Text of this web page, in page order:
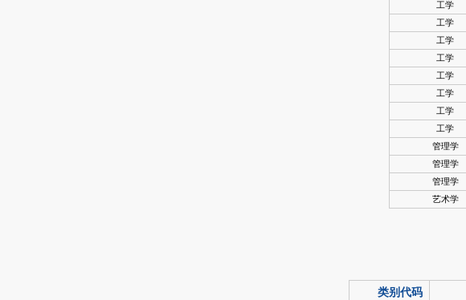
工学
工学
工学
工学
工学
工学
工学
工学
管理学
管理学
管理学
艺术学
类别代码